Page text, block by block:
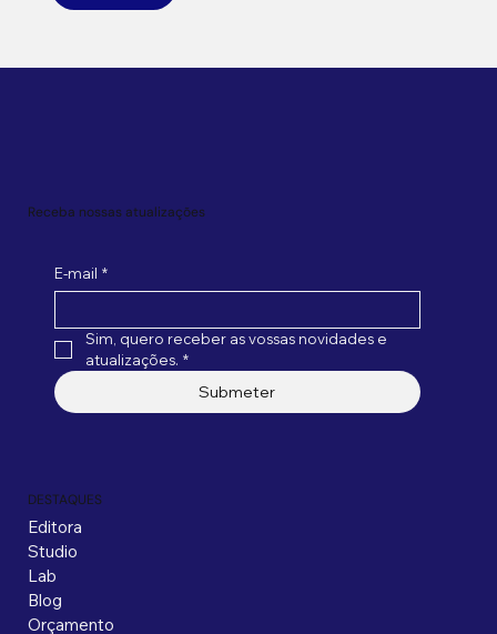
Receba nossas atualizações
E-mail *
Sim, quero receber as vossas novidades e
atualizações. *
Submeter
DESTAQUES
Editora
Studio
Lab
Blog
Orçamento